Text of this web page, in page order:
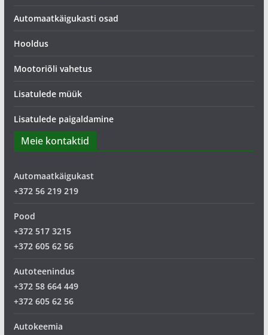
Automaatkäigukasti osad
Hooldus
Mootoriõli vahetus
Lisatulede müük
Lisatulede paigaldamine
Meie kontaktid
Automaatkäigukast
+372 56 219 219
Pood
+372 517 3215
+372 605 62 56
Autoteenindus
+372 58 664 449
+372 605 62 56
Autokeemia